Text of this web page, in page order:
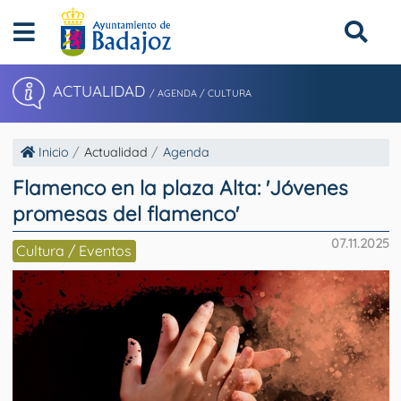
ACTUALIDAD / AGENDA / CULTURA
Inicio Actualidad Agenda
Flamenco en la plaza Alta: 'Jóvenes
promesas del flamenco'
07.11.2025
Cultura / Eventos